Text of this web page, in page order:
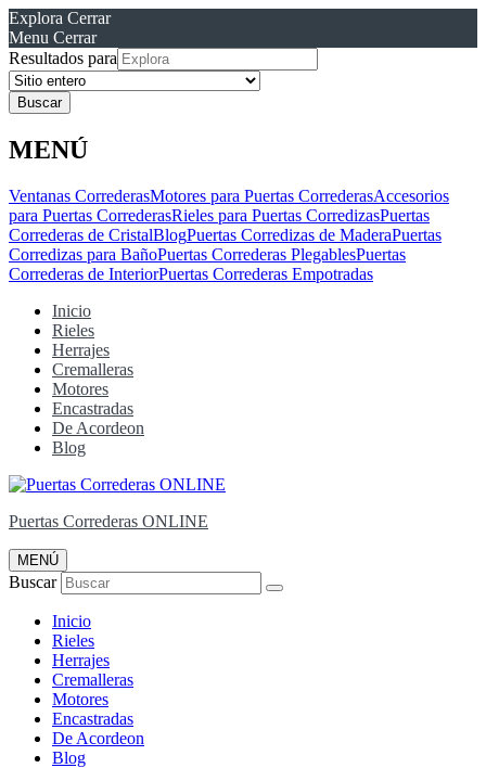
Explora Cerrar
Menu Cerrar
Resultados para
MENÚ
Ventanas CorrederasMotores para Puertas CorrederasAccesorios
para Puertas CorrederasRieles para Puertas CorredizasPuertas
Correderas de CristalBlogPuertas Corredizas de MaderaPuertas
Corredizas para BañoPuertas Correderas PlegablesPuertas
Correderas de InteriorPuertas Correderas Empotradas
Inicio
Rieles
Herrajes
Cremalleras
Motores
Encastradas
De Acordeon
Blog
Puertas Correderas ONLINE
MENÚ
Buscar
Inicio
Rieles
Herrajes
Cremalleras
Motores
Encastradas
De Acordeon
Blog